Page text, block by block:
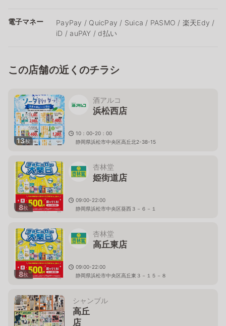
電子マネー
PayPay / QuicPay / Suica / PASMO / 楽天Edy /
iD / auPAY / d払い
この店舗の近くのチラシ
13枚
酒アルコ
浜松西店
10：00-20：00
静岡県浜松市中央区高丘北2-38-15
8枚
杏林堂
姫街道店
09:00-22:00
静岡県浜松市中央区葵西３－６－１
8枚
杏林堂
高丘東店
09:00-22:00
静岡県浜松市中央区高丘東３－１５－８
シャンブル
高丘